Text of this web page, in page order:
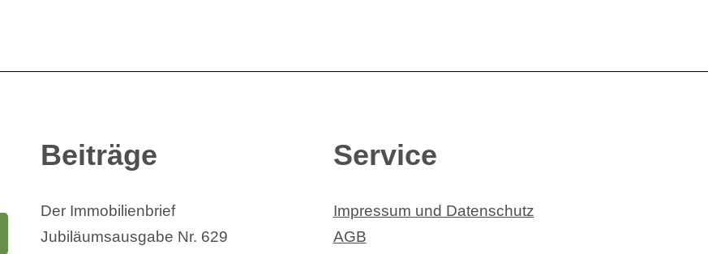
Beiträge
Der Immobilienbrief
Jubiläumsausgabe Nr. 629
Service
Impressum und Datenschutz
AGB